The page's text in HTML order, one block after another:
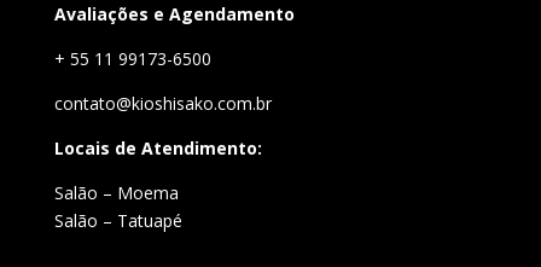
Avaliações e Agendamento
+ 55 11 99173-6500
contato@kioshisako.com.br
Locais de Atendimento:
Salão – Moema
Salão – Tatuapé